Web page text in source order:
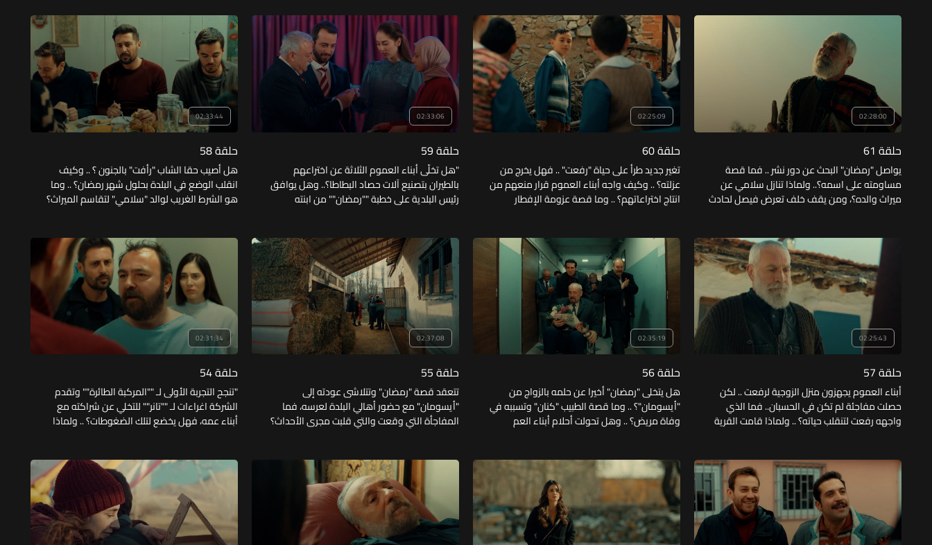
02:28:00
حلقة 61
يواصل "رمضان" البحث عن دور نشر .. فما قصة
مساومته على اسمه؟.. ولماذا تنازل سلامي عن
ميراث والده؟، ومن يقف خلف تعرض فيصل لحادث
02:25:09
حلقة 60
تغير جديد طرأ على حياة "رفعت" .. فهل يخرج من
عزلته؟ .. وكيف واجه أبناء العموم قرار منعهم من
انتاج اختراعاتهم؟ .. وما قصة عزومة الإفطار
02:33:06
حلقة 59
"هل تخلّى أبناء العموم الثلاثة عن اختراعهم
بالطيران بتصنيع آلات حصاد البطاطا؟.. وهل يوافق
رئيس البلدية على خطبة ""رمضان"" من ابنته
02:33:44
حلقة 58
هل أصيب حقا الشاب "رأفت" بالجنون ؟ .. وكيف
انقلب الوضع في البلدة بحلول شهر رمضان؟ .. وما
هو الشرط الغريب لوالد "سلامي" لتقاسم الميراث؟
والدها مجددا بعد أخذه كليتها؟
02:25:43
حلقة 57
أبناء العموم يجهزون منزل الزوجية لرفعت .. لكن
حصلت مفاجئة لم تكن في الحسبان.. فما الذي
واجهه رفعت لتنقلب حياته؟ .. ولماذا قامت القرية
02:35:19
حلقة 56
هل يتخلى "رمضان" أخيرا عن حلمه بالزواج من
"أيسومان"؟ .. وما قصة الطبيب "كنان" وتسببه في
وفاة مريض؟ .. وهل تحولت أحلام أبناء العم
02:37:08
حلقة 55
تتعقد قصة "رمضان" وتتلاشى عودته إلى
"أيسومان" مع حضور أهالي البلدة لعرسه، فما
المفاجأة التي وقعت والتي قلبت مجرى الأحداث؟
02:31:34
حلقة 54
"تنجح التجربة الأولى لـ ""المركبة الطائرة"" وتقدم
الشركة اغراءات لـ ""تانر"" للتخلي عن شراكته مع
أبناء عمه، فهل يخضع لتلك الضغوطات؟ .. ولماذا